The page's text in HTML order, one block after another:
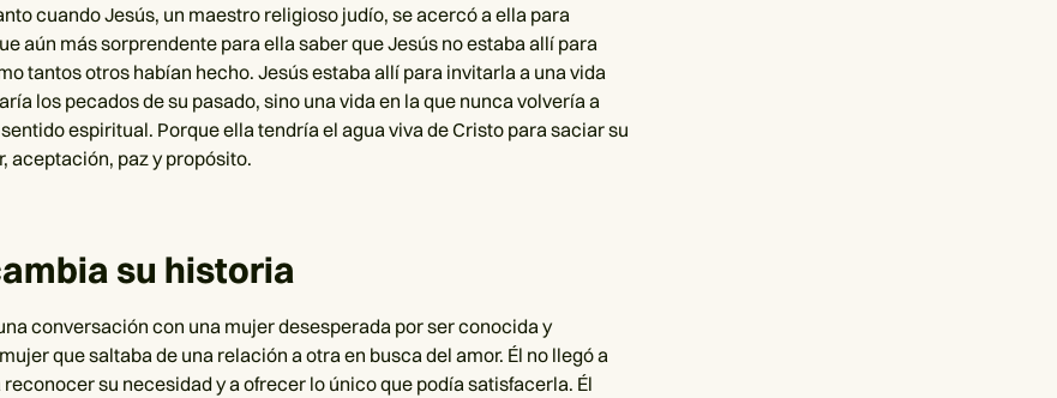
cuando Jesús, un maestro religioso judío, se acercó a ella para
aún más sorprendente para ella saber que Jesús no estaba allí para
tantos otros habían hecho. Jesús estaba allí para invitarla a una vida
los pecados de su pasado, sino una vida en la que nunca volvería a
espiritual. Porque ella tendría el agua viva de Cristo para saciar su
aceptación, paz y propósito.
su historia
conversación con una mujer desesperada por ser conocida y
que saltaba de una relación a otra en busca del amor. Él no llegó a
reconocer su necesidad y a ofrecer lo único que podía satisfacerla. Él